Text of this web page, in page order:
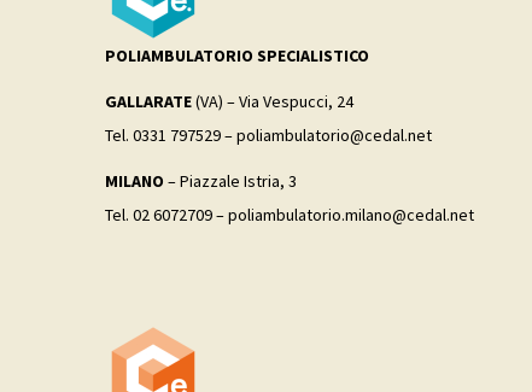
POLIAMBULATORIO SPECIALISTICO
GALLARATE(VA) – Via Vespucci, 24
Tel. 0331 797529 – poliambulatorio@cedal.net
MILANO – Piazzale Istria, 3
Tel. 02 6072709 – poliambulatorio.milano@cedal.net